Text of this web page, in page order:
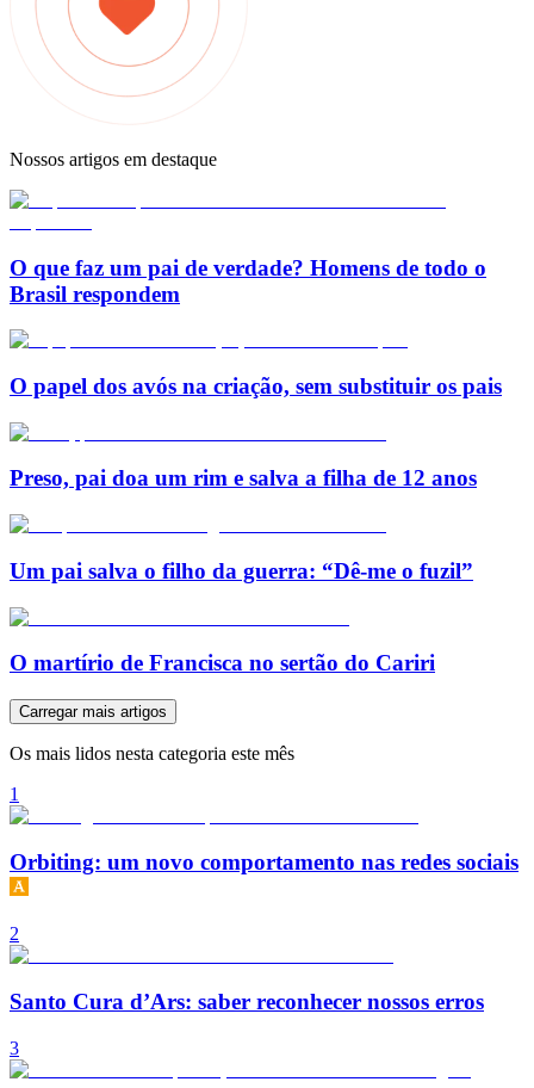
Nossos artigos em destaque
O que faz um pai de verdade? Homens de todo o
Brasil respondem
O papel dos avós na criação, sem substituir os pais
Preso, pai doa um rim e salva a filha de 12 anos
Um pai salva o filho da guerra: “Dê-me o fuzil”
O martírio de Francisca no sertão do Cariri
Carregar mais artigos
Os mais lidos nesta categoria este mês
1
Orbiting: um novo comportamento nas redes sociais
2
Santo Cura d’Ars: saber reconhecer nossos erros
3